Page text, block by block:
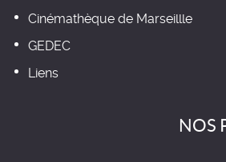
Cinémathèque de Marseillle
GEDEC
Liens
NOS